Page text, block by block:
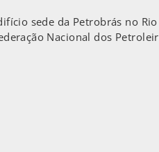
sede da Petrobrás no Rio
Nacional dos